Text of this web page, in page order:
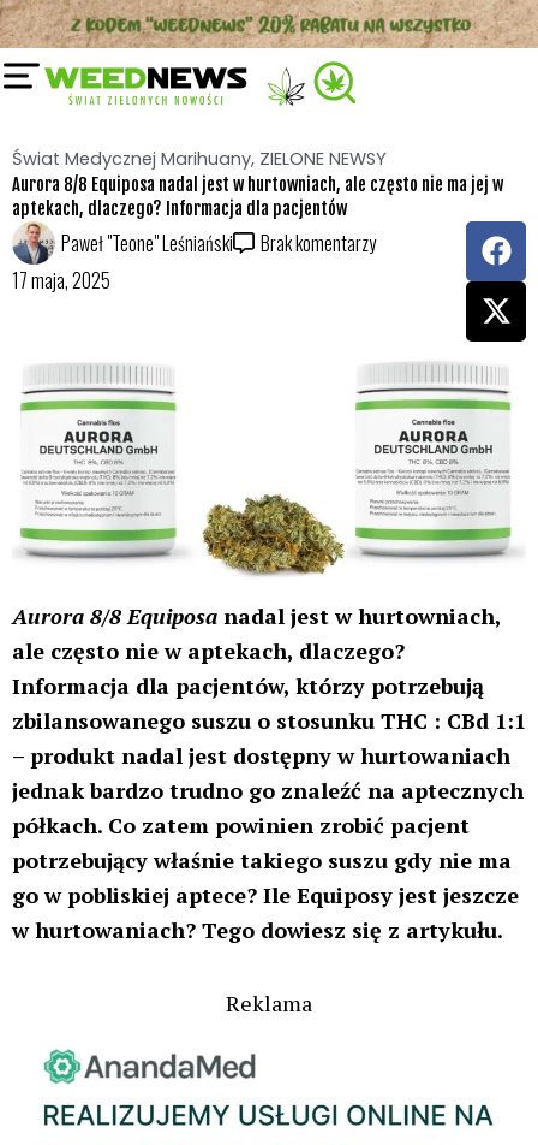
Przejdź
do
treści
Świat Medycznej Marihuany, ZIELONE NEWSY
Aurora 8/8 Equiposa nadal jest w hurtowniach, ale często nie ma jej w
aptekach, dlaczego? Informacja dla pacjentów
Paweł "Teone" Leśniański
Brak komentarzy
17 maja, 2025
F
a
c
e
b
o
o
X
-
t
w
i
t
t
r
Aurora 8/8 Equiposa nadal jest w hurtowniach,
ale często nie w aptekach, dlaczego?
Informacja dla pacjentów, którzy potrzebują
zbilansowanego suszu o stosunku THC : CBd 1:1
– produkt nadal jest dostępny w hurtowaniach
jednak bardzo trudno go znaleźć na aptecznych
półkach. Co zatem powinien zrobić pacjent
potrzebujący właśnie takiego suszu gdy nie ma
go w pobliskiej aptece? Ile Equiposy jest jeszcze
w hurtowaniach? Tego dowiesz się z artykułu.
Reklama